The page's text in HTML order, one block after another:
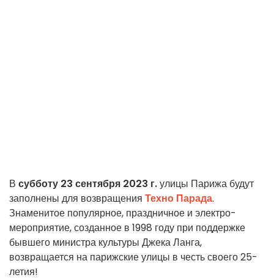
В субботу 23 сентября 2023 г.улицы Парижа будут
заполнены для возвращения Техно Парада.
Знаменитое популярное, праздничное и электро-
мероприятие, созданное в 1998 году при поддержке
бывшего министра культуры Джека Ланга,
возвращается на парижские улицы в честь своего 25-
летия!